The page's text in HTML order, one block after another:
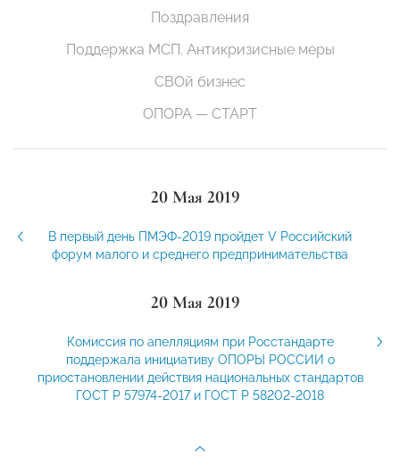
Поздравления
Поддержка МСП. Антикризисные меры
СВОй бизнес
ОПОРА — СТАРТ
20 Мая 2019
В первый день ПМЭФ-2019 пройдет V Российский
форум малого и среднего предпринимательства
20 Мая 2019
Комиссия по апелляциям при Росстандарте
поддержала инициативу ОПОРЫ РОССИИ о
приостановлении действия национальных стандартов
ГОСТ Р 57974-2017 и ГОСТ Р 58202-2018